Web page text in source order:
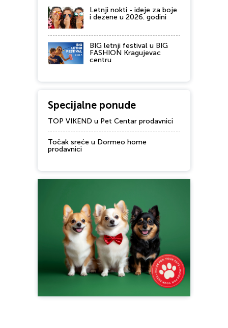
Letnji nokti - ideje za boje
i dezene u 2026. godini
BIG letnji festival u BIG
FASHION Kragujevac
centru
Specijalne ponude
TOP VIKEND u Pet Centar prodavnici
Točak sreće u Dormeo home
prodavnici